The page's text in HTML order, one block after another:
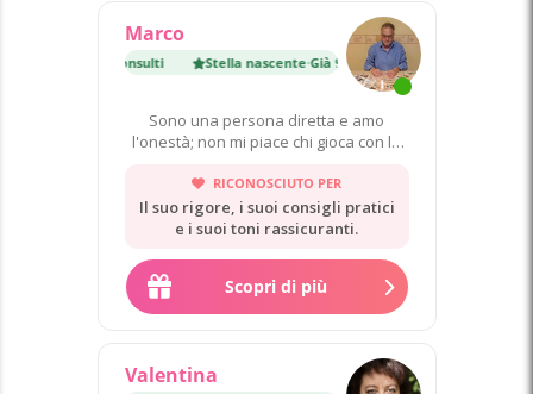
Marco
Già 9 600 consulti Stella nascente·Già 9 600 consulti
Sono una persona diretta e amo
l'onestà; non mi piace chi gioca con la
RICONOSCIUTO PER
Il suo rigore, i suoi consigli pratici
e i suoi toni rassicuranti.
Scopri di più
Valentina